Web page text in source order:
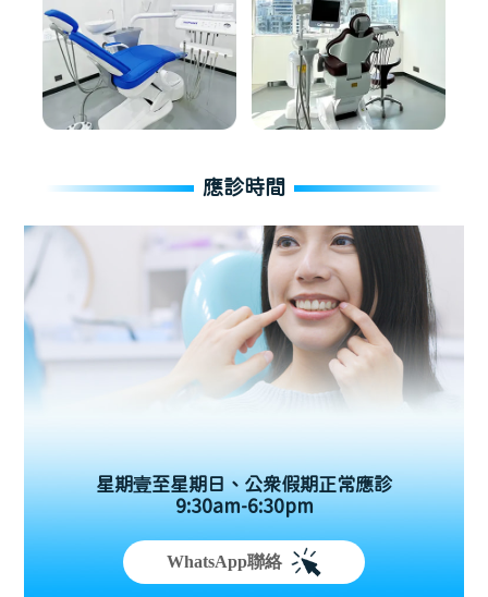
應診時間
星期壹至星期日、公眾假期正常應診
9:30am-6:30pm
WhatsApp聯絡